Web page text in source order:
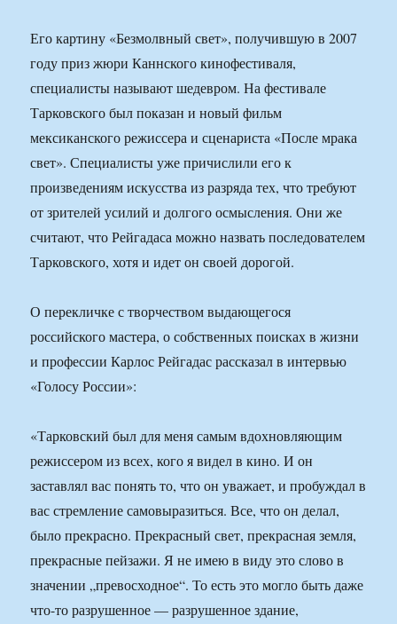
Его картину «Безмолвный свет», получившую в 2007
году приз жюри Каннского кинофестиваля,
специалисты называют шедевром. На фестивале
Тарковского был показан и новый фильм
мексиканского режиссера и сценариста «После мрака
свет». Специалисты уже причислили его к
произведениям искусства из разряда тех, что требуют
от зрителей усилий и долгого осмысления. Они же
считают, что Рейгадаса можно назвать последователем
Тарковского, хотя и идет он своей дорогой.
О перекличке с творчеством выдающегося
российского мастера, о собственных поисках в жизни
и профессии Карлос Рейгадас рассказал в интервью
«Голосу России»:
«Тарковский был для меня самым вдохновляющим
режиссером из всех, кого я видел в кино. И он
заставлял вас понять то, что он уважает, и пробуждал в
вас стремление самовыразиться. Все, что он делал,
было прекрасно. Прекрасный свет, прекрасная земля,
прекрасные пейзажи. Я не имею в виду это слово в
значении „превосходное“. То есть это могло быть даже
что-то разрушенное — разрушенное здание,